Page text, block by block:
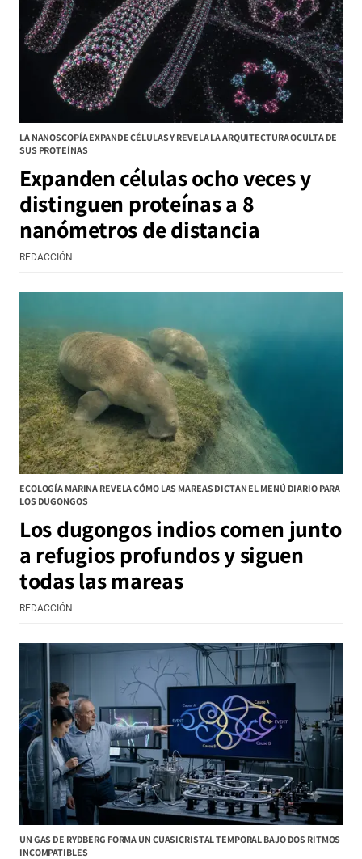
LA NANOSCOPÍA EXPANDE CÉLULAS Y REVELA LA ARQUITECTURA OCULTA DE
SUS PROTEÍNAS
Expanden células ocho veces y
distinguen proteínas a 8
nanómetros de distancia
REDACCIÓN
ECOLOGÍA MARINA REVELA CÓMO LAS MAREAS DICTAN EL MENÚ DIARIO PARA
LOS DUGONGOS
Los dugongos indios comen junto
a refugios profundos y siguen
todas las mareas
REDACCIÓN
UN GAS DE RYDBERG FORMA UN CUASICRISTAL TEMPORAL BAJO DOS RITMOS
INCOMPATIBLES